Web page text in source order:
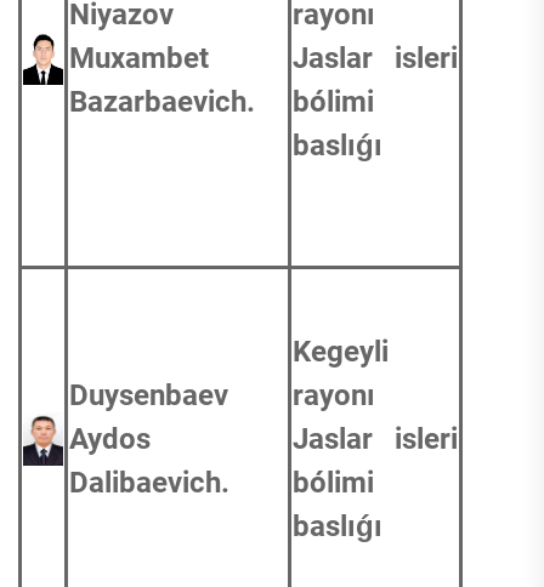
Niyazov
Muxambet
Bazarbaevich.
rayonı
Jaslar isleri
bólimi
baslıǵı
Duysenbaev
Aydos
Dalibaevich.
Kegeyli
rayonı
Jaslar isleri
bólimi
baslıǵı